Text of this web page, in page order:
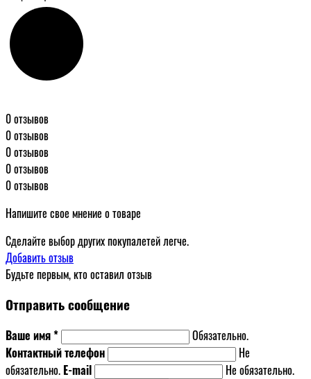
0 отзывов
0 отзывов
0 отзывов
0 отзывов
0 отзывов
Напишите свое мнение о товаре
Сделайте выбор других покупалетей легче.
Добавить отзыв
Будьте первым, кто оставил отзыв
Отправить сообщение
Ваше имя *
Обязательно.
Контактный телефон
Не
обязательно. E-mail
Не обязательно.